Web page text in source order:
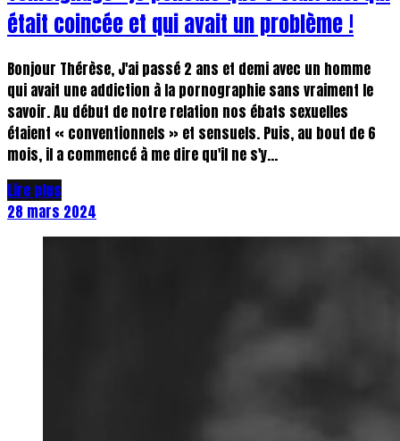
était coincée et qui avait un problème !
Bonjour Thérèse, J'ai passé 2 ans et demi avec un homme
qui avait une addiction à la pornographie sans vraiment le
savoir. Au début de notre relation nos ébats sexuelles
étaient « conventionnels » et sensuels. Puis, au bout de 6
mois, il a commencé à me dire qu'il ne s'y...
Lire plus
28 mars 2024